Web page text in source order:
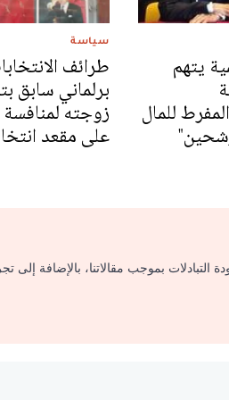
يتهم
للمال
سياسة
طرائف
برلماني سابق
زوجته لمنافسة
على مقعد
بموجب مقالاتنا، بالإضافة